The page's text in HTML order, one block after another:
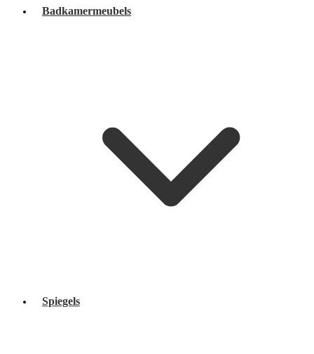
Badkamermeubels
Spiegels